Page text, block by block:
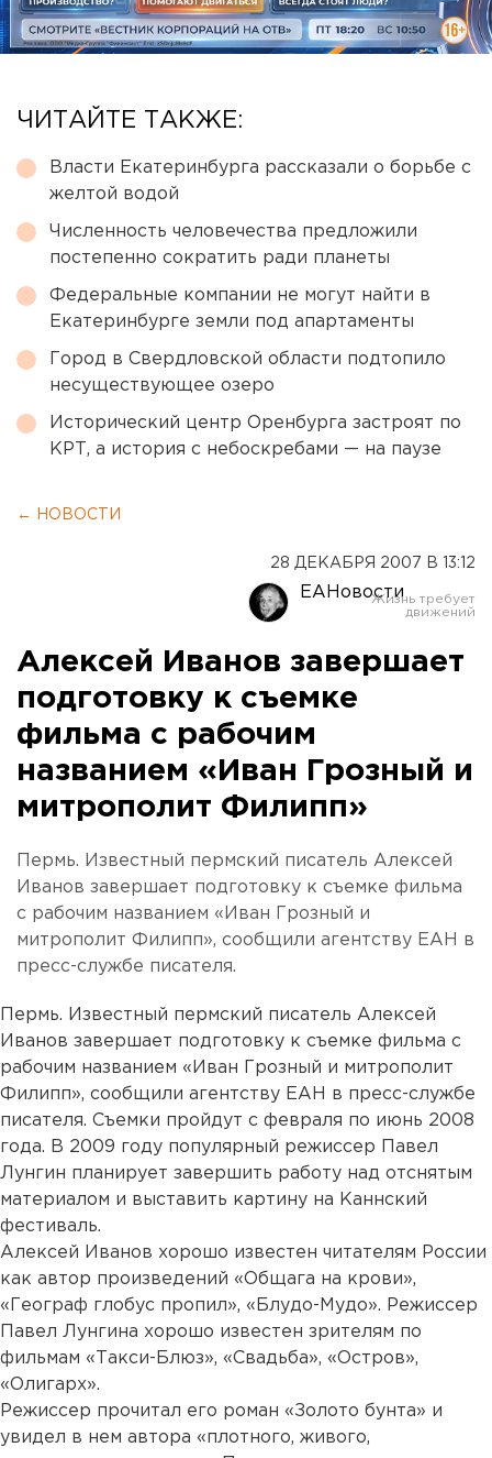
ЧИТАЙТЕ ТАКЖЕ:
Власти Екатеринбурга рассказали о борьбе с
желтой водой
Численность человечества предложили
постепенно сократить ради планеты
Федеральные компании не могут найти в
Екатеринбурге земли под апартаменты
Город в Свердловской области подтопило
несуществующее озеро
Исторический центр Оренбурга застроят по
КРТ, а история с небоскребами — на паузе
← НОВОСТИ
28 ДЕКАБРЯ 2007 В 13:12
ЕАНовости
Алексей Иванов завершает
подготовку к съемке
фильма с рабочим
названием «Иван Грозный и
митрополит Филипп»
Пермь. Известный пермский писатель Алексей
Иванов завершает подготовку к съемке фильма
с рабочим названием «Иван Грозный и
митрополит Филипп», сообщили агентству ЕАН в
пресс-службе писателя.
Пермь. Известный пермский писатель Алексей
Иванов завершает подготовку к съемке фильма с
рабочим названием «Иван Грозный и митрополит
Филипп», сообщили агентству ЕАН в пресс-службе
писателя. Съемки пройдут с февраля по июнь 2008
года. В 2009 году популярный режиссер Павел
Лунгин планирует завершить работу над отснятым
материалом и выставить картину на Каннский
фестиваль.
Алексей Иванов хорошо известен читателям России
как автор произведений «Общага на крови»,
«Географ глобус пропил», «Блудо-Мудо». Режиссер
Павел Лунгина хорошо известен зрителям по
фильмам «Такси-Блюз», «Свадьба», «Остров»,
«Олигарх».
Режиссер прочитал его роман «Золото бунта» и
увидел в нем автора «плотного, живого,